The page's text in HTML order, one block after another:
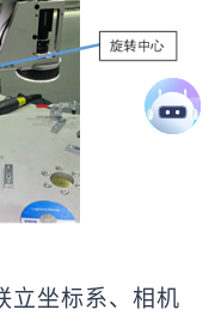
立坐标系、相机